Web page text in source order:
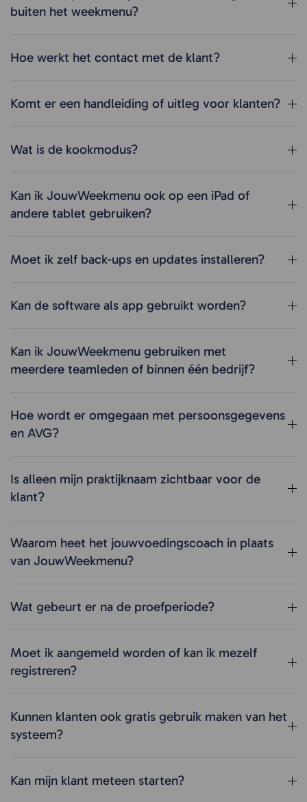
buiten het weekmenu?
Hoe werkt het contact met de klant?
Komt er een handleiding of uitleg voor klanten?
Wat is de kookmodus?
Kan ik JouwWeekmenu ook op een iPad of
andere tablet gebruiken?
Moet ik zelf back-ups en updates installeren?
Kan de software als app gebruikt worden?
Kan ik JouwWeekmenu gebruiken met
meerdere teamleden of binnen één bedrijf?
Hoe wordt er omgegaan met persoonsgegevens
en AVG?
Is alleen mijn praktijknaam zichtbaar voor de
klant?
Waarom heet het jouwvoedingscoach in plaats
van JouwWeekmenu?
Wat gebeurt er na de proefperiode?
Moet ik aangemeld worden of kan ik mezelf
registreren?
Kunnen klanten ook gratis gebruik maken van het
systeem?
Kan mijn klant meteen starten?